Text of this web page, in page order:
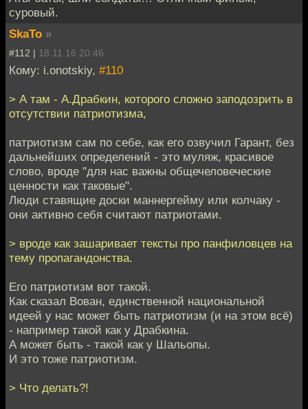
суровый.
SkaTo »
#112 | 18.11.16 20:46
Кому: i.onotskiy, #110
> А там - А.Драбкин, которого сложно заподозрить в
отсутствии патриотизма,
патриотизм сам по себе, как его озвучил Гарант, без
дальнейших определений - это муляж, красивое
слово, вроде "для нас важны общечеловеческие
ценности как таковые".
Люди ставящие доски маннергейму или колчаку -
они активно себя считают патриотами.
> вроде как зашаривает тексты про панфиловцев на
тему пропагандонства.
Его патриотизм вот такой.
Как сказал Вован, единственной национальной
идеей у нас может быть патриотизм (и на этом всё)
- например такой как у Драбкина.
А может быть - такой как у Шальопы.
И это тоже патриотизм.
> Что делать?!